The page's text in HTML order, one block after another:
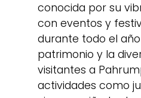
conocida por su
con eventos y
durante todo el
patrimonio y la
visitantes a
actividades como